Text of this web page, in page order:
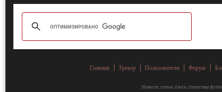
Главная Трекер Пользователи Форум
Новости, статьи, блоги, статистика